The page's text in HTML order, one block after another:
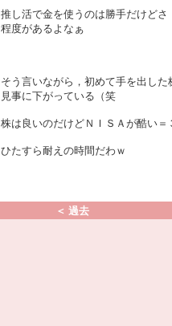
推し活で金を使うのは勝手だけどさ
程度があるよなぁ
そう言いながら，初めて手を出した
見事に下がっている（笑
株は良いのだけどＮＩＳＡが酷い＝
ひたすら耐えの時間だわｗ
＜ 過去